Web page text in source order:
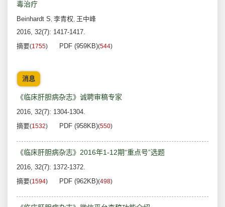
毒治疗
Beinhardt S, 李青权, 王中峰
2016, 32(7): 1417-1417.
摘要(1755) PDF (959KB)(544)
消息
《临床肝胆病杂志》诚聘审稿专家
2016, 32(7): 1304-1304.
摘要(1532) PDF (958KB)(550)
《临床肝胆病杂志》2016年1-12期“重点号”选题
2016, 32(7): 1372-1372.
摘要(1594) PDF (962KB)(498)